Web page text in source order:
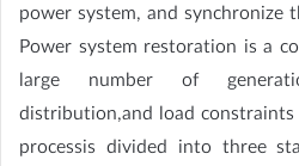
power system, and synchronize
Power system restoration is a
large number of
distribution,and load
processis divided into three